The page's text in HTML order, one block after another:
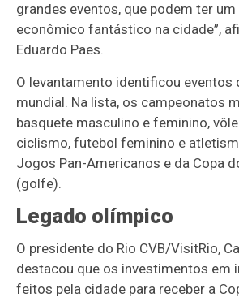
grandes eventos, que podem ter
econômico fantástico na cidade”,
Eduardo Paes.
O levantamento identificou eventos
mundial. Na lista, os campeonatos
basquete masculino e feminino,
ciclismo, futebol feminino e
Jogos Pan-Americanos e da Copa
(golfe).
Legado olímpico
O presidente do Rio CVB/VisitRio,
destacou que os investimentos em
feitos pela cidade para receber a